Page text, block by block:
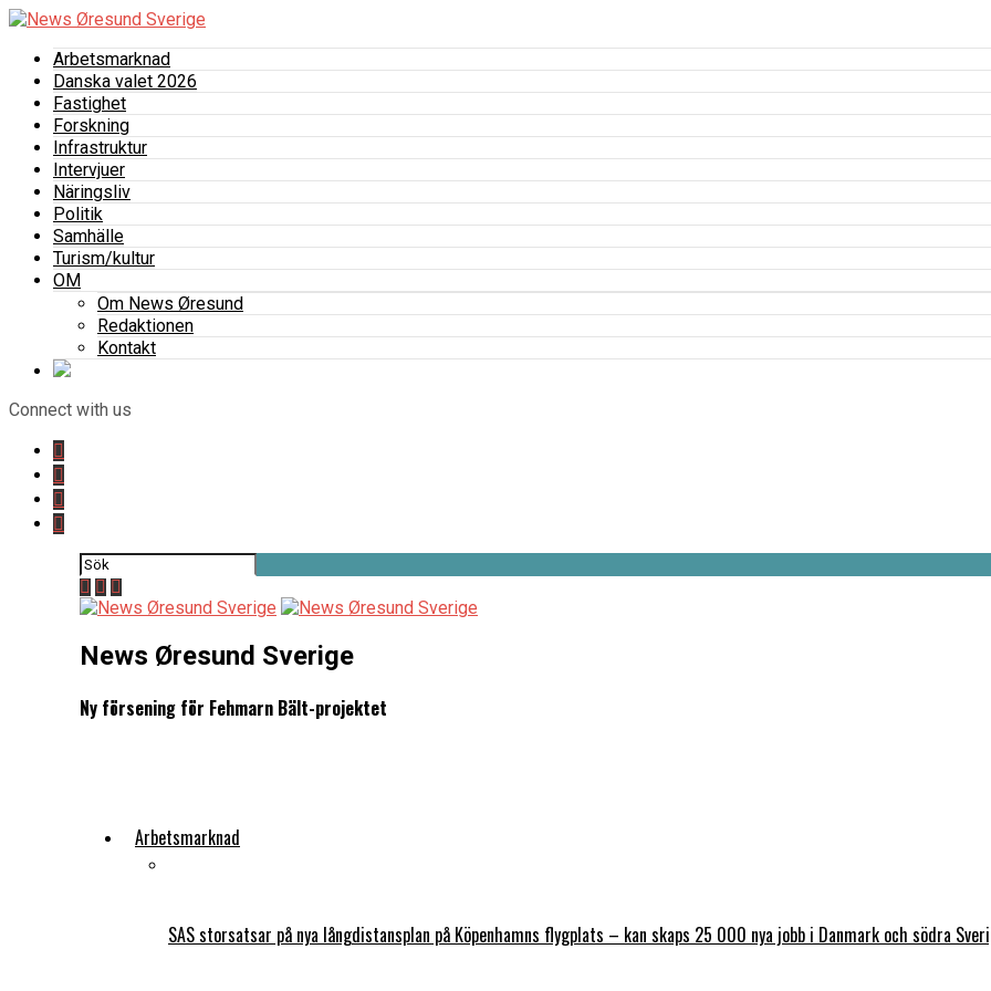
Arbetsmarknad
Danska valet 2026
Fastighet
Forskning
Infrastruktur
Intervjuer
Näringsliv
Politik
Samhälle
Turism/kultur
OM
Om News Øresund
Redaktionen
Kontakt
Connect with us
News Øresund Sverige
Ny försening för Fehmarn Bält-projektet
Arbetsmarknad
SAS storsatsar på nya långdistansplan på Köpenhamns flygplats – kan skaps 25 000 nya jobb i Danmark och södra